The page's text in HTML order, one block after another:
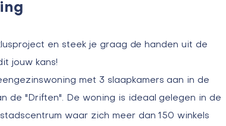
en steek je graag de handen uit de
jouw kans!
met 3 slaapkamers aan in de
de "Driften". De woning is ideaal gelegen in de
waar zich meer dan 150 winkels